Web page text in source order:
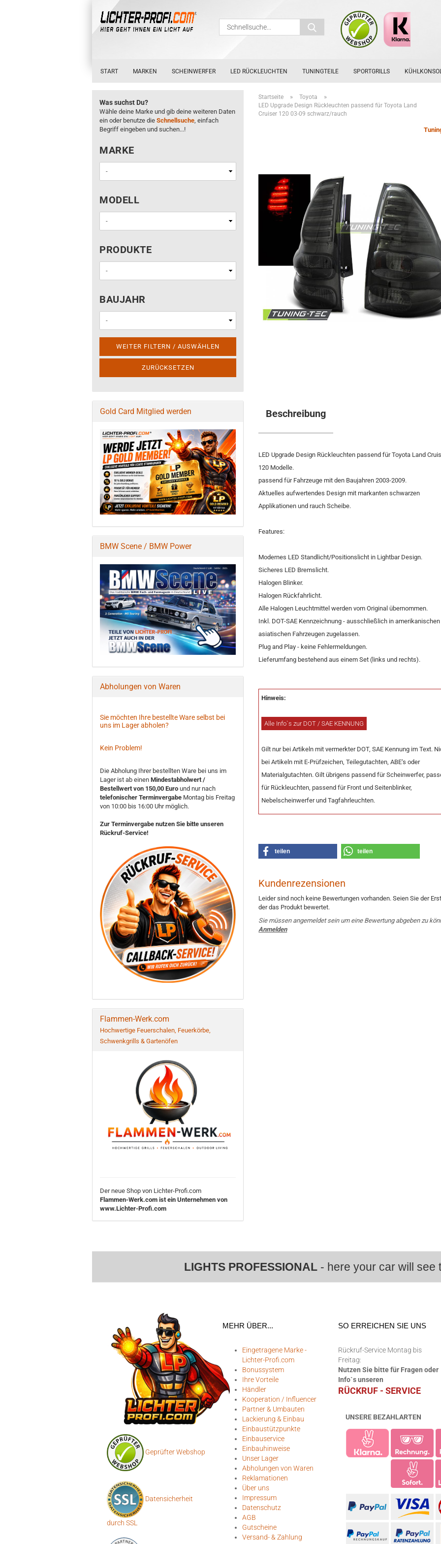
Schnellsuche...
START MARKEN SCHEINWERFER LED RÜCKLEUCHTEN TUNINGTEILE SPORTGRILLS
Startseite » Toyota »
LED Upgrade Design Rückleuchten passend für Toyota Land
Cruiser 120 03-09 schwarz/rauch
Beschreibung
LED Upgrade Design Rückleuchten passend für Toyota Land
120 Modelle.
passend für Fahrzeuge mit den Baujahren 2003-2009.
Aktuelles aufwertendes Design mit markanten schwarzen
Applikationen und rauch Scheibe.
Features:
Modernes LED Standlicht/Positionslicht in Lightbar Design.
Sicheres LED Bremslicht.
Halogen Blinker.
Halogen Rückfahrlicht.
Alle Halogen Leuchtmittel werden vom Original übernommen.
Inkl. DOT-SAE Kennzeichnung - ausschließlich in amerikanischen
asiatischen Fahrzeugen zugelassen.
Plug and Play - keine Fehlermeldungen.
Lieferumfang bestehend aus einem Set (links und rechts).
Hinweis:
Alle Info`s zur DOT / SAE KENNUNG
Gilt nur bei Artikeln mit vermerkter DOT, SAE Kennung im Text.
bei Artikeln mit E-Prüfzeichen, Teilegutachten, ABE‘s oder
Materialgutachten. Gilt übrigens passend für Scheinwerfer,
für Rückleuchten, passend für Front und Seitenblinker,
Nebelscheinwerfer und Tagfahrleuchten.
teilen teilen
Kundenrezensionen
Leider sind noch keine Bewertungen vorhanden. Seien Sie der
der das Produkt bewertet.
Sie müssen angemeldet sein um eine Bewertung abgeben zu
Anmelden
Was suchst Du?
Wähle deine Marke und gib deine weiteren Daten
ein oder benutze die Schnellsuche, einfach
Begriff eingeben und suchen...!
MARKE
MARKE
MODELL
MODELL
PRODUKTE
PRODUKTE
BAUJAHR
BAUJAHR
WEITER FILTERN / AUSWÄHLEN
ZURÜCKSETZEN
Gold Card Mitglied werden
BMW Scene / BMW Power
Abholungen von Waren
Sie möchten Ihre bestellte Ware selbst bei
uns im Lager abholen?
Kein Problem!
Die Abholung Ihrer bestellten Ware bei uns im
Lager ist ab einen Mindestabholwert /
Bestellwert von 150,00 Euro und nur nach
telefonischer Terminvergabe Montag bis Freitag
von 10:00 bis 16:00 Uhr möglich.
Zur Terminvergabe nutzen Sie bitte unseren
Rückruf-Service!
Flammen-Werk.com
Hochwertige Feuerschalen, Feuerkörbe,
Schwenkgrills & Gartenöfen
Der neue Shop von Lichter-Profi.com
Flammen-Werk.com ist ein Unternehmen von
www.Lichter-Profi.com
LIGHTS PROFESSIONAL- here your car will see
Geprüfter Webshop
Datensicherheit
durch SSL
MEHR ÜBER...
Eingetragene Marke -
Lichter-Profi.com
Bonussystem
Ihre Vorteile
Händler
Kooperation / Influencer
Partner & Umbauten
Lackierung & Einbau
Einbaustützpunkte
Einbauservice
Einbauhinweise
Unser Lager
Abholungen von Waren
Reklamationen
Über uns
Impressum
Datenschutz
AGB
Gutscheine
Versand- & Zahlung
SO ERREICHEN SIE UNS
Rückruf-Service Montag bis
Freitag:
Nutzen Sie bitte für Fragen oder
Info`s unseren
RÜCKRUF - SERVICE
UNSERE BEZAHLARTEN